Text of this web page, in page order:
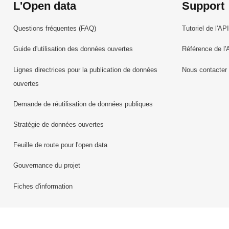
L'Open data
Questions fréquentes (FAQ)
Guide d'utilisation des données ouvertes
Lignes directrices pour la publication de données
ouvertes
Demande de réutilisation de données publiques
Stratégie de données ouvertes
Feuille de route pour l'open data
Gouvernance du projet
Fiches d'information
Support
Tutoriel de l'API
Référence de
Nous contacter